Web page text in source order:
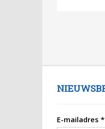
E-mailadres *